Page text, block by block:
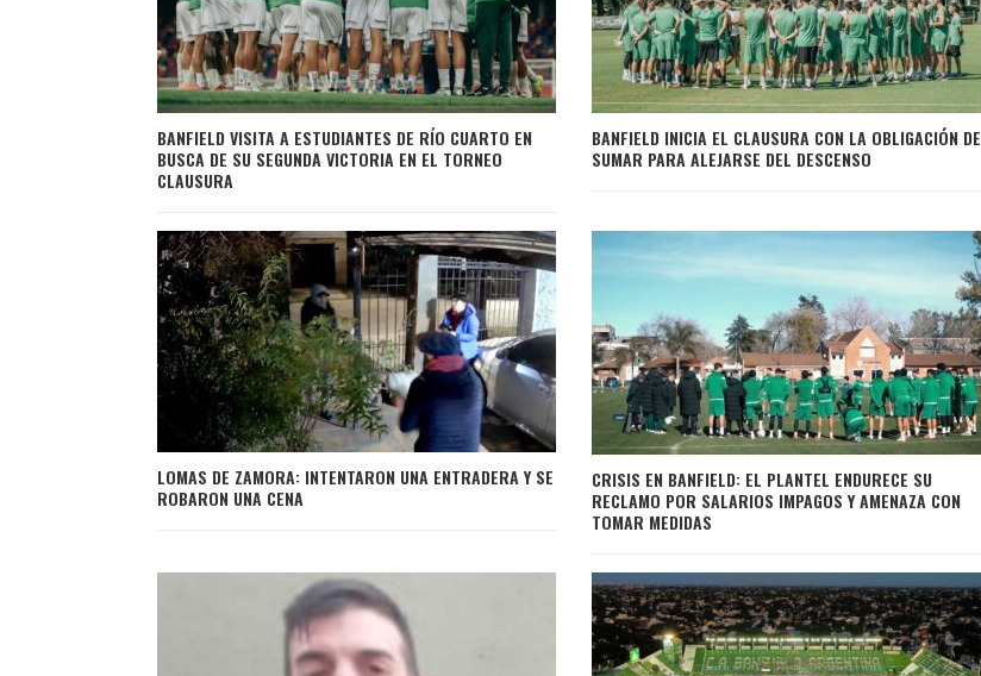
BANFIELD VISITA A ESTUDIANTES DE RÍO CUARTO EN
BUSCA DE SU SEGUNDA VICTORIA EN EL TORNEO
CLAUSURA
BANFIELD INICIA EL CLAUSURA CON LA OBLIGACIÓN DE
SUMAR PARA ALEJARSE DEL DESCENSO
LOMAS DE ZAMORA: INTENTARON UNA ENTRADERA Y SE
ROBARON UNA CENA
CRISIS EN BANFIELD: EL PLANTEL ENDURECE SU
RECLAMO POR SALARIOS IMPAGOS Y AMENAZA CON
TOMAR MEDIDAS